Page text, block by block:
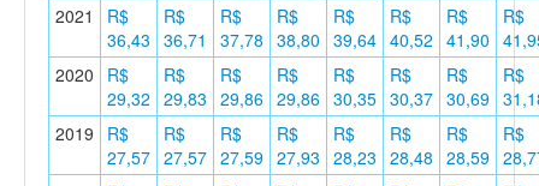
2021
R$
36,43
R$
36,71
R$
37,78
R$
38,80
R$
39,64
R$
40,52
R$
41,90
R$
2020
R$
29,32
R$
29,83
R$
29,86
R$
29,86
R$
30,35
R$
30,37
R$
30,69
R$
2019
R$
27,57
R$
27,57
R$
27,59
R$
27,93
R$
28,23
R$
28,48
R$
28,59
R$